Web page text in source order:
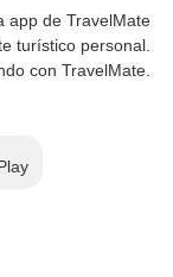
app de TravelMate
turístico personal.
con TravelMate.